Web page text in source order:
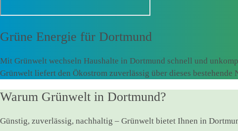
Grüne Energie für Dortmund
Mit Grünwelt wechseln Haushalte in Dortmund schnell und
Grünwelt liefert den Ökostrom zuverlässig über dieses bestehende
Warum Grünwelt in Dortmund?
Günstig, zuverlässig, nachhaltig – Grünwelt bietet Ihnen in